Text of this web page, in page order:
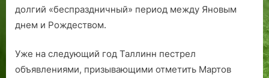
долгий «беспраздничный» период между Яновым
днем и Рождеством.
Уже на следующий год Таллинн пестрел
объявлениями, призывающими отметить Мартов